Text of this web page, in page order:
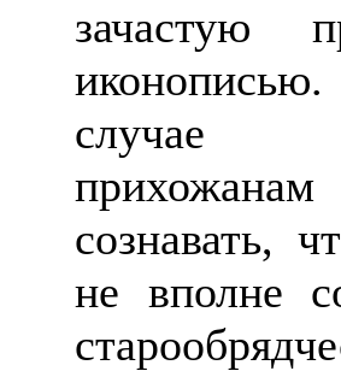
зачастую
иконописью.
случае
сознавать,
не вполне